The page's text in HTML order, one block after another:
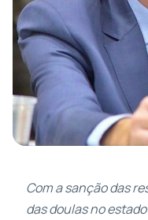
Com a sanção das
das doulas no